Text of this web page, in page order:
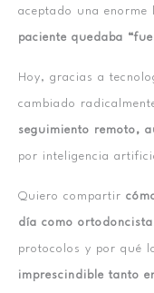
aceptado una enorme
paciente quedaba
Hoy, gracias a
cambiado
seguimiento remoto,
por inteligencia
Quiero compartir
día como ortodoncista
protocolos y por qué
imprescindible tanto